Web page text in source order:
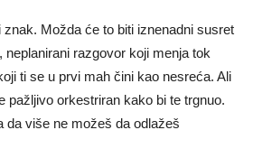
Možda će to biti iznenadni susret
razgovor koji menja tok
ti se u prvi mah čini kao nesreća. Ali
pažljivo orkestriran kako bi te trgnuo.
da više ne možeš da odlažeš